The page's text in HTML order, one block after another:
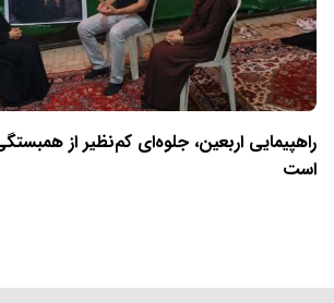
راهپیمایی اربعین، جلوه‌ای کم‌نظیر از
است